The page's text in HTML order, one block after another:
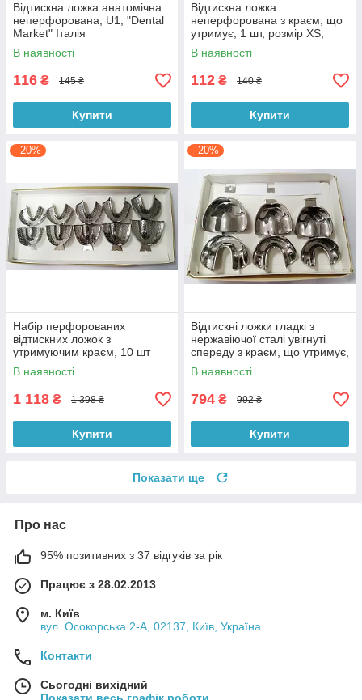
Відтискна ложка анатомічна
неперфорована, U1, "Dental
Market" Італія
В наявності
116 ₴ 145 ₴
Купити
Відтискна ложка
неперфорована з краєм, що
утримує, 1 шт, розмір ХS,
Пакистан "Medisporex"
В наявності
112 ₴ 140 ₴
Купити
–20%
Набір перфорованих
відтискних ложок з
утримуючим краєм, 10 шт
Medisporex
В наявності
1 118 ₴ 1 398 ₴
Купити
–20%
Відтискні ложки гладкі з
нержавіючої сталі увігнуті
спереду з краєм, що утримує,
набір 6 шт Medisporex
В наявності
794 ₴ 992 ₴
Купити
Показати ще
Про нас
95% позитивних з 37 відгуків за рік
Працює з 28.02.2013
м. Київ
вул. Осокорська 2-А, 02137, Київ, Україна
Контакти
Сьогодні вихідний